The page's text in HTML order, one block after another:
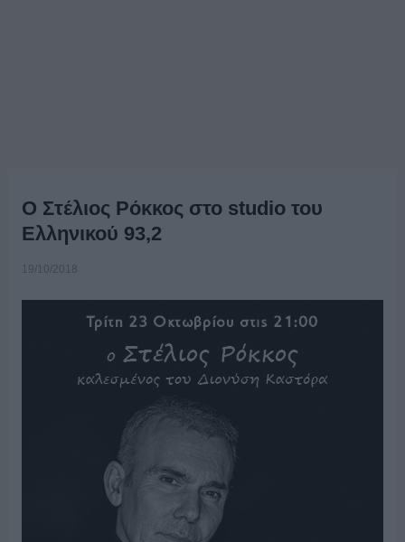
Ο Στέλιος Ρόκκος στο studio του
Ελληνικού 93,2
19/10/2018